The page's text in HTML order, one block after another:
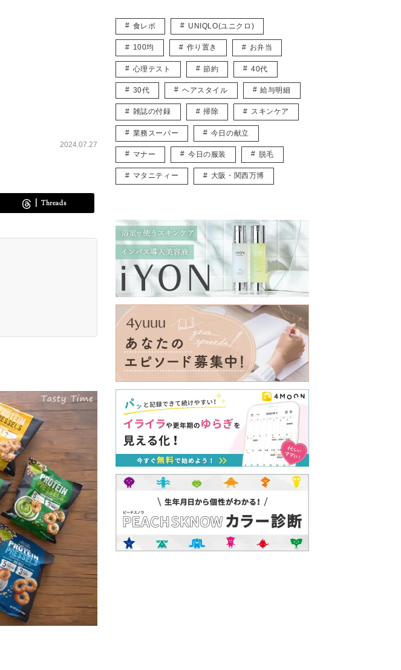
2024.07.27
Threads
食レポ UNIQLO(ユニクロ)
100均 作り置き お弁当
心理テスト 節約 40代
30代 ヘアスタイル 給与明細
雑誌の付録 掃除 スキンケア
業務スーパー 今日の献立
マナー 今日の服装 脱毛
マタニティー 大阪・関西万博